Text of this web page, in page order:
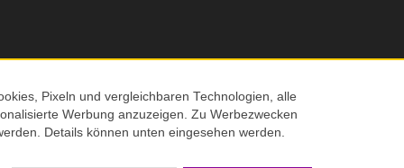
© 2026 Screenmaxx
Pixeln und vergleichbaren Technologien, alle
Werbung anzuzeigen. Zu Werbezwecken
Details können unten eingesehen werden.